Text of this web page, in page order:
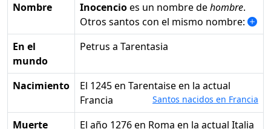
Nombre
Inocencioes un nombre dehombre.
Otros santos con el mismo nombre:
En el
mundo
Petrus a Tarentasia
Nacimiento
el 1245 en Tarentaise en la actual
Francia
Santos nacidos en Francia
Muerte el año 1276 en Roma en la actual Italia